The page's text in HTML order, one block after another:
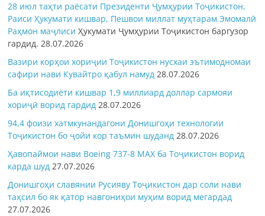
28 июл таҳти раёсати Президенти Ҷумҳурии Тоҷикистон,
Раиси Ҳукумати кишвар, Пешвои миллат муҳтарам Эмомалӣ
Раҳмон маҷлисиҲукумати Ҷумҳурии Тоҷикистон баргузор
гардид.28.07.2026
Вазири корҳои хориҷии Тоҷикистон нусхаи эътимодномаи
сафири нави Кувайтро қабул намуд 28.07.2026
Ба иқтисодиёти кишвар 1,9 миллиард доллар сармояи
хориҷӣ ворид гардид 28.07.2026
94,4 фоизи хатмкунандагони Донишгоҳи технологии
Тоҷикистон бо ҷойи кор таъмин шуданд 28.07.2026
Ҳавопаймои нави Boeing 737-8 MAX ба Тоҷикистон ворид
карда шуд 27.07.2026
Донишгоҳи славянии Русияву Тоҷикистон дар соли нави
таҳсил бо як қатор навгониҳои муҳим ворид мегардад
27.07.2026